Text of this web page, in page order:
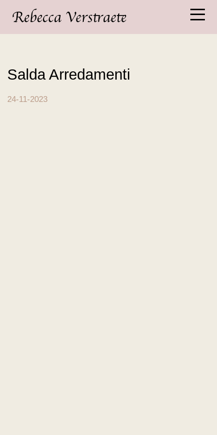
Salda Arredamenti
24-11-2023